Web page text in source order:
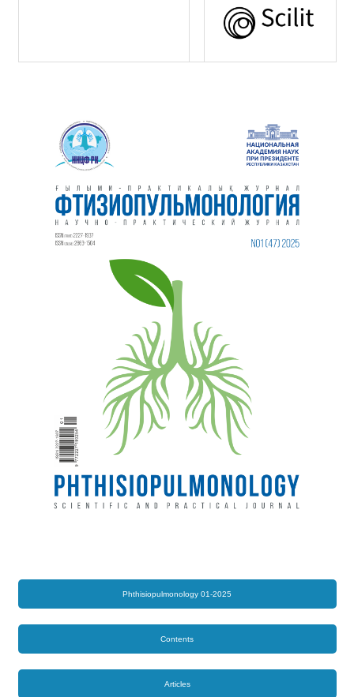
Phthisiopulmonology 01-2025
Contents
Articles